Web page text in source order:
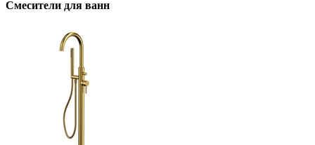
Смесители для ванн